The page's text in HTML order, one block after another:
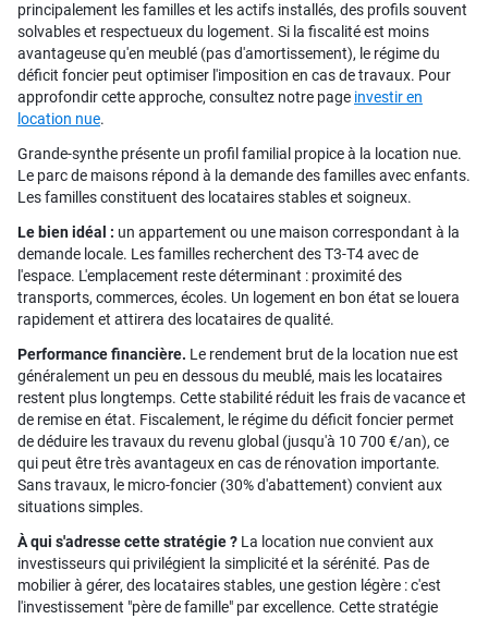
principalement les familles et les actifs installés, des profils souvent
solvables et respectueux du logement. Si la fiscalité est moins
avantageuse qu'en meublé (pas d'amortissement), le régime du
déficit foncier peut optimiser l'imposition en cas de travaux. Pour
approfondir cette approche, consultez notre page investir en
location nue.
Grande-synthe présente un profil familial propice à la location nue.
Le parc de maisons répond à la demande des familles avec enfants.
Les familles constituent des locataires stables et soigneux.
Le bien idéal : un appartement ou une maison correspondant à la
demande locale. Les familles recherchent des T3-T4 avec de
l'espace. L'emplacement reste déterminant : proximité des
transports, commerces, écoles. Un logement en bon état se louera
rapidement et attirera des locataires de qualité.
Performance financière. Le rendement brut de la location nue est
généralement un peu en dessous du meublé, mais les locataires
restent plus longtemps. Cette stabilité réduit les frais de vacance et
de remise en état. Fiscalement, le régime du déficit foncier permet
de déduire les travaux du revenu global (jusqu'à 10 700 €/an), ce
qui peut être très avantageux en cas de rénovation importante.
Sans travaux, le micro-foncier (30% d'abattement) convient aux
situations simples.
À qui s'adresse cette stratégie ? La location nue convient aux
investisseurs qui privilégient la simplicité et la sérénité. Pas de
mobilier à gérer, des locataires stables, une gestion légère : c'est
l'investissement "père de famille" par excellence. Cette stratégie